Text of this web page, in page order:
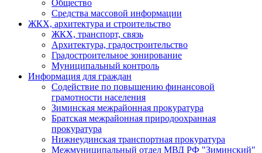
Общество
Средства массовой информации
ЖКХ, архитектура и строительство
ЖКХ, транспорт, связь
Архитектура, градостроительство
Градостроительное зонирование
Муниципальный контроль
Информация для граждан
Содействие по повышению финансовой
грамотности населения
Зиминская межрайонная прокуратура
Братская межрайонная природоохранная
прокуратура
Нижнеудинская транспортная прокуратура
Межмуниципальный отдел МВД РФ "Зиминский"